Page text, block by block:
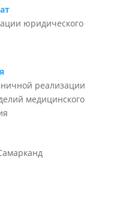
юридического
реализации
медицинского